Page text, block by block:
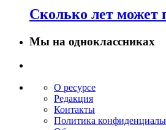
Сколько лет может
Мы на одноклассниках
О ресурсе
Редакция
Контакты
Политика